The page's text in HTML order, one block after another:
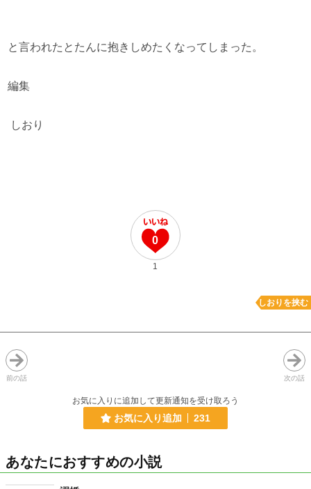
と言われたとたんに抱きしめたくなってしまった。
編集
しおり
0
1
しおりを挟む
前の話 次の話
お気に入りに追加して更新通知を受け取ろう
お気に入り追加 231
あなたにおすすめの小説